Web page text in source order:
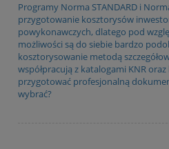
Programy Norma STANDARD i
przygotowanie kosztorysów
powykonawczych, dlatego pod
możliwości są do siebie bardzo
kosztorysowanie metodą
współpracują z katalogami KNR
przygotować profesjonalną
wybrać?